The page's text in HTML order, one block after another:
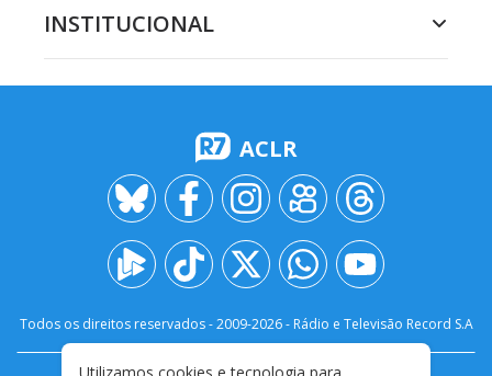
INSTITUCIONAL
ACLR
Todos os direitos reservados - 2009-2026- Rádio e Televisão Record S.A